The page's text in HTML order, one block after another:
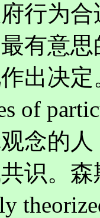
行为
有意
出决
of
念的
识。